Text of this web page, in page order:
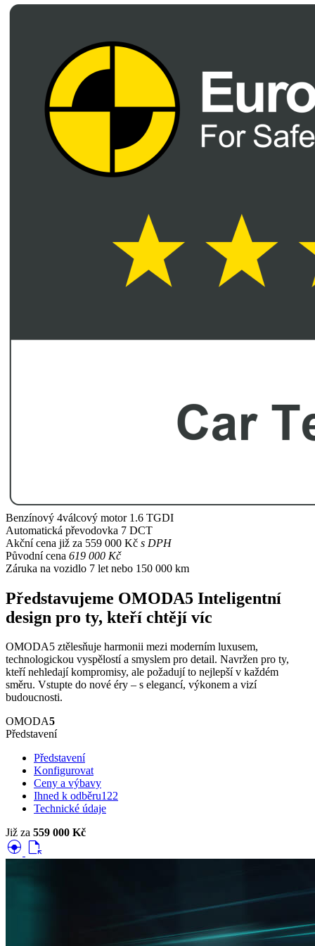
Benzínový 4válcový motor 1.6 TGDI
Automatická převodovka 7 DCT
Akční cena již za 559 000 Kč s DPH
Původní cena 619 000 Kč
Záruka na vozidlo 7 let nebo 150 000 km
Představujeme OMODA5 Inteligentní
design pro ty, kteří chtějí víc
OMODA5 ztělesňuje harmonii mezi moderním luxusem,
technologickou vyspělostí a smyslem pro detail. Navržen pro ty,
kteří nehledají kompromisy, ale požadují to nejlepší v každém
směru. Vstupte do nové éry – s elegancí, výkonem a vizí
budoucnosti.
OMODA5
Představení
Představení
Konfigurovat
Ceny a výbavy
Ihned k odběru122
Technické údaje
Již za 559 000 Kč
search_hands_free file_open